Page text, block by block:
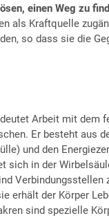
einen Weg zu
als Kraftquelle
so dass sie die
Arbeit mit dem
Er besteht aus
und den
sich in der
Verbindungsstellen
erhält der Körper
sind spezielle